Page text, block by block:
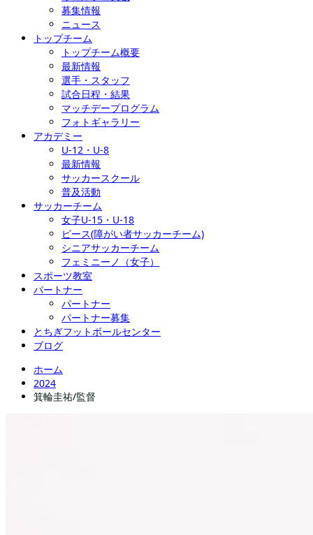
募集情報
ニュース
トップチーム
トップチーム概要
最新情報
選手・スタッフ
試合日程・結果
マッチデープログラム
フォトギャラリー
アカデミー
U-12・U-8
最新情報
サッカースクール
普及活動
サッカーチーム
女子U-15・U-18
ピース(障がい者サッカーチーム)
シニアサッカーチーム
フェミニーノ（女子）
スポーツ教室
パートナー
パートナー
パートナー募集
とちぎフットボールセンター
ブログ
ホーム
2024
箕輪圭祐/監督